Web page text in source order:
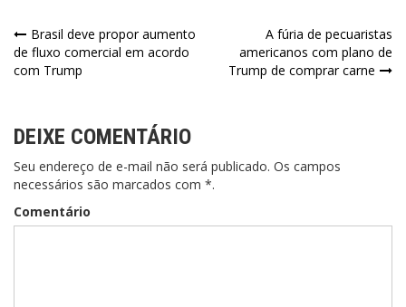
Navegação
de
Brasil deve propor aumento
de fluxo comercial em acordo
com Trump
A fúria de pecuaristas
americanos com plano de
Trump de comprar carne
DEIXE COMENTÁRIO
Seu endereço de e-mail não será publicado. Os campos
necessários são marcados com *.
Comentário